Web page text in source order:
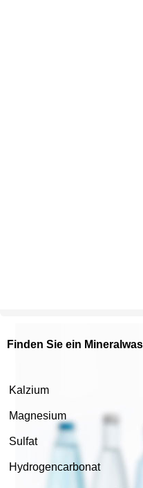
Finden Sie ein
Kalzium
Magnesium
Sulfat
Hydrogencarbonat